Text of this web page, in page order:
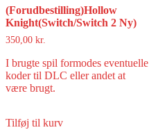
(Forudbestilling)Hollow
Knight(Switch/Switch 2 Ny)
350,00 kr.
I brugte spil formodes eventuelle
koder til DLC eller andet at
være brugt.
Tilføj til kurv